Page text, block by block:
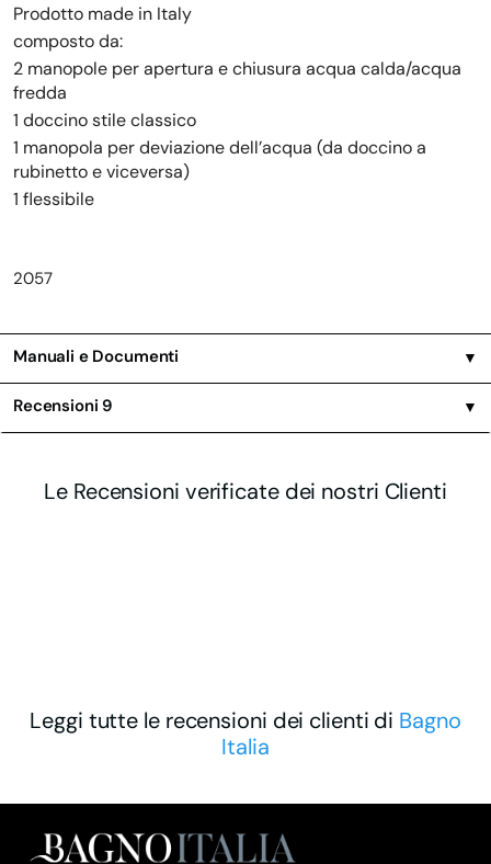
Prodotto made in Italy
composto da:
2 manopole per apertura e chiusura acqua calda/acqua
fredda
1 doccino stile classico
1 manopola per deviazione dell’acqua (da doccino a
rubinetto e viceversa)
1 flessibile
2057
Manuali e Documenti ▼
Recensioni 9 ▼
Le Recensioni verificate dei nostri Clienti
Leggi tutte le recensioni dei clienti di Bagno
Italia